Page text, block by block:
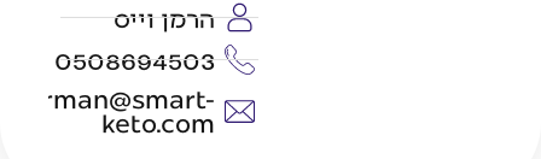
הרמן וייס
0508694503
herman@smart-
keto.com